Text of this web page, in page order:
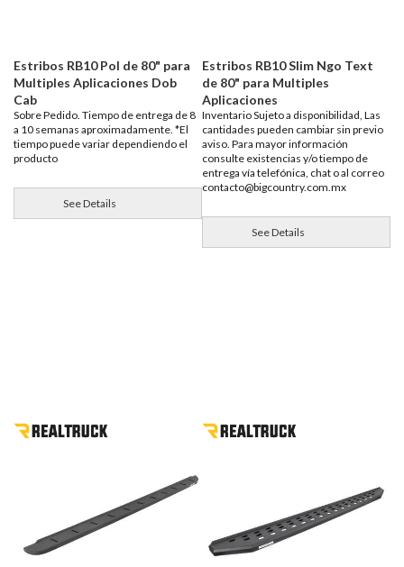
Estribos RB10 Pol de 80" para
Multiples Aplicaciones Dob
Cab
Sobre Pedido. Tiempo de entrega de 8
a 10 semanas aproximadamente. *El
tiempo puede variar dependiendo el
producto
See Details
Estribos RB10 Slim Ngo Text
de 80" para Multiples
Aplicaciones
Inventario Sujeto a disponibilidad, Las
cantidades pueden cambiar sin previo
aviso. Para mayor información
consulte existencias y/o tiempo de
entrega vía telefónica, chat o al correo
contacto@bigcountry.com.mx
See Details